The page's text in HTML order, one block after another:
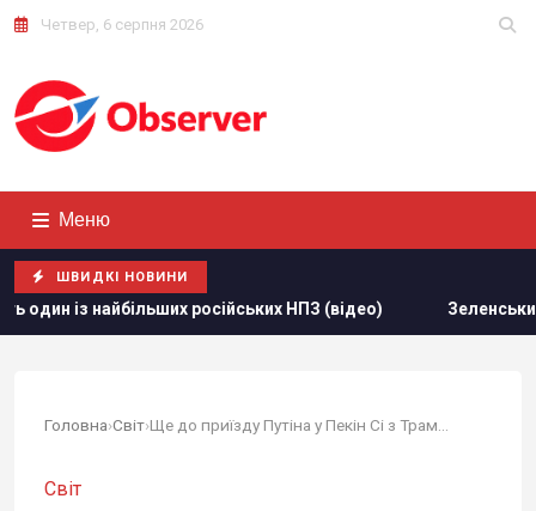
Четвер, 6 серпня 2026
Меню
ШВИДКІ НОВИНИ
НПЗ (відео) Зеленський звинуватив партнерів у
Головна›Світ›
Світ